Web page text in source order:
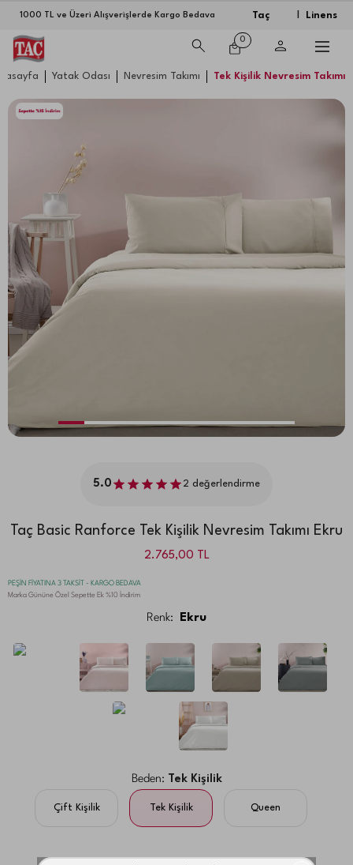
1000 TL ve Üzeri Alışverişlerde Kargo Bedava Taç Linens
0
Yatak Odası Nevresim Takımı Tek Kişilik Nevresim Takımı
5.0 2 değerlendirme
Taç Basic Ranforce Tek Kişilik Nevresim Takımı Ekru
2.765,00 TL
PEŞİN FİYATINA 3 TAKSİT - KARGO BEDAVA
Marka Gününe Özel Sepette Ek %10 İndirim
Renk: Ekru
Beden: Tek Kişilik
Çift Kişilik Tek Kişilik Queen